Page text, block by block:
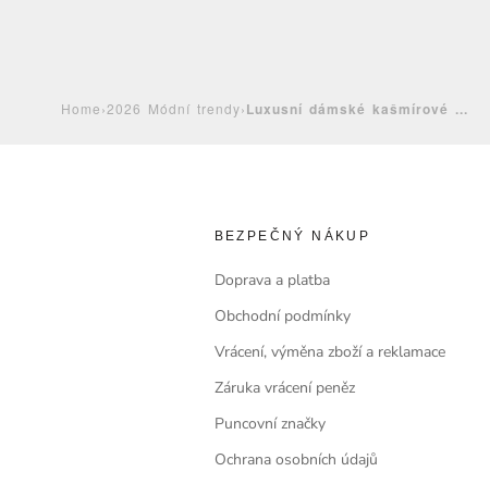
Home›2026 Módní trendy›Luxusní dámské kašmírové ...
BEZPEČNÝ NÁKUP
Doprava a platba
Obchodní podmínky
Vrácení, výměna zboží a reklamace
Záruka vrácení peněz
Puncovní značky
Ochrana osobních údajů